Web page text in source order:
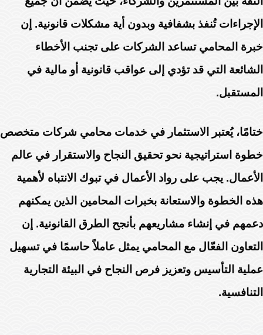
الإجراءات تُنفذ بشفافية وبدون أية مشكلات قانونية. إن
خبرة المحامي تساعد الشركات على تجنب الأخطاء
الشائعة التي قد تؤدي إلى عواقب قانونية أو مالية في
المستقبل.
ختامًا، يُعتبر الاستثمار في خدمات محامي شركات متخصص
خطوة استراتيجية نحو تحقيق النجاح والاستقرار في عالم
الأعمال. يجب على رواد الأعمال في تبوك الانتباه لأهمية
هذه الخطوة والاستعانة بخبرات المحامين الذين يمكنهم
دعمهم في إنشاء مشاريعهم بأنجح الطرق القانونية. إن
التعاون الفعّال مع المحامي يمثل عاملاً حاسمًا في تسهيل
عملية التأسيس وتعزيز فرص النجاح في البيئة التجارية
التنافسية.